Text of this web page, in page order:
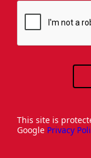
This site is
Google Privacy